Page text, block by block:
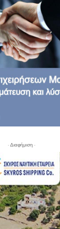
- Διαφήμιση -